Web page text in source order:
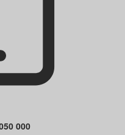
000